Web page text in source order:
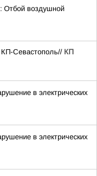
Отбой воздушной
Севастополь// КП
в электрических
в электрических